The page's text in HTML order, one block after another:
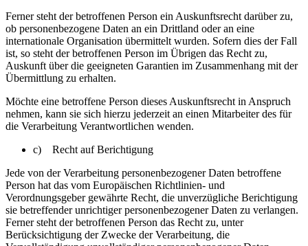
Ferner steht der betroffenen Person ein Auskunftsrecht darüber zu,
ob personenbezogene Daten an ein Drittland oder an eine
internationale Organisation übermittelt wurden. Sofern dies der Fall
ist, so steht der betroffenen Person im Übrigen das Recht zu,
Auskunft über die geeigneten Garantien im Zusammenhang mit der
Übermittlung zu erhalten.
Möchte eine betroffene Person dieses Auskunftsrecht in Anspruch
nehmen, kann sie sich hierzu jederzeit an einen Mitarbeiter des für
die Verarbeitung Verantwortlichen wenden.
c) Recht auf Berichtigung
Jede von der Verarbeitung personenbezogener Daten betroffene
Person hat das vom Europäischen Richtlinien- und
Verordnungsgeber gewährte Recht, die unverzügliche Berichtigung
sie betreffender unrichtiger personenbezogener Daten zu verlangen.
Ferner steht der betroffenen Person das Recht zu, unter
Berücksichtigung der Zwecke der Verarbeitung, die